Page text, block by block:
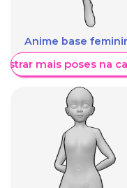
Anime base
mais poses na